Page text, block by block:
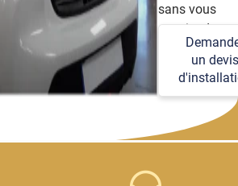
sans vous
soucier des
détails
techniques et
logistiques.
un devis